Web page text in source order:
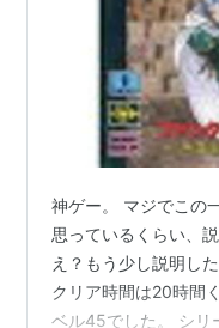
神ゲー。 マジでこの
思っているくらい、
え？もう少し説明し
クリア時間は20時間
ベル45でした。 シリ